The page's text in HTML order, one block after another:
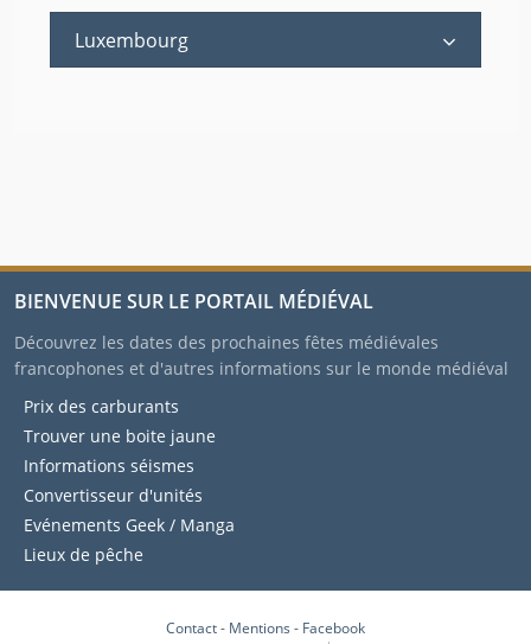
Luxembourg
BIENVENUE SUR LE PORTAIL MÉDIÉVAL
Découvrez les dates des prochaines fêtes médiévales
francophones et d'autres informations sur le monde médiéval
Prix des carburants
Trouver une boite jaune
Informations séismes
Convertisseur d'unités
Evénements Geek / Manga
Lieux de pêche
Contact- Mentions - Facebook